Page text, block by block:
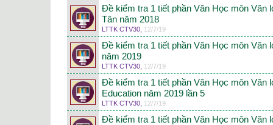
Đề kiểm tra 1 tiết phần Văn Học môn Văn
Tân năm 2018
LTTK CTV30 12/7/19
Đề kiểm tra 1 tiết phần Văn Học môn Văn
năm 2019
LTTK CTV30 12/7/19
Đề kiểm tra 1 tiết phần Văn Học môn Văn
Education năm 2019 lần 5
LTTK CTV30 12/7/19
Đề kiểm tra 1 tiết phần Văn Học môn Văn